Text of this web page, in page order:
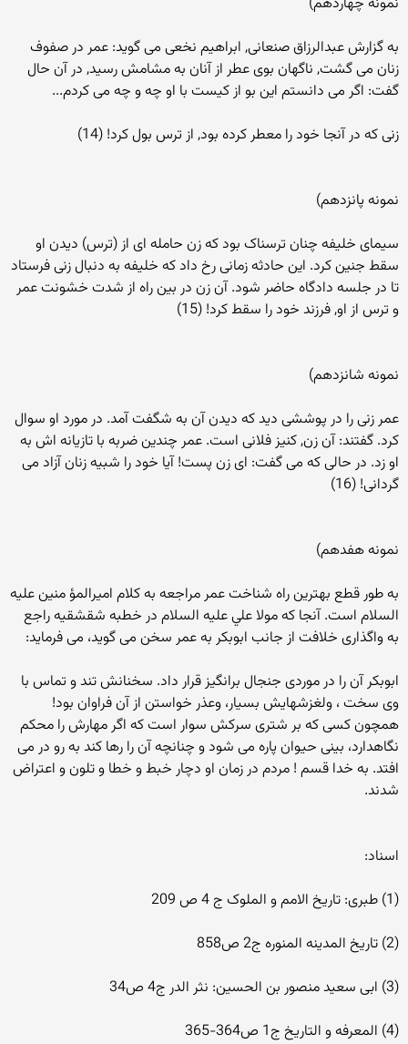
به گزارش عبدالرزاق صنعانی, ابراهیم نخعی می گوید: عمر در صفوف
زنان می گشت, ناگهان بوی عطر از آنان به مشامش رسید, در آن حال
گفت: اگر می دانستم این بو از کیست با او چه و چه می کردم...
زنی که در آنجا خود را معطر کرده بود, از ترس بول کرد! (14)
نمونه پانزدهم)
سیمای خلیفه چنان ترسناک بود که زن حامله ای از (ترس) دیدن او
سقط جنین کرد. این حادثه زمانی رخ داد که خلیفه به دنبال زنی فرستاد
تا در جلسه دادگاه حاضر شود. آن زن در بین راه از شدت خشونت عمر
و ترس از او, فرزند خود را سقط کرد! (15)
نمونه شانزدهم)
عمر زنی را در پوششی دید که دیدن آن به شگفت آمد. در مورد او سوال
کرد. گفتند: آن زن, کنیز فلانی است. عمر چندین ضربه با تازیانه اش به
او زد. در حالی که می گفت: ای زن پست! آیا خود را شبیه زنان آزاد می
گردانی! (16)
نمونه هفدهم)
به طور قطع بهترین راه شناخت عمر مراجعه به کلام اميرالمؤ منين عليه
السلام است. آنجا كه مولا علي عليه السلام در خطبه شقشقيه راجع
به واگذارى خلافت از جانب ابوبكر به عمر سخن مى گويد، مى فرمايد:
ابوبكر آن را در موردى جنجال برانگيز قرار داد. سخنانش تند و تماس با
وى سخت ، ولغزشهايش بسيار، وعذر خواستن از آن فراوان بود!
همچون كسى كه بر شترى سركش سوار است كه اگر مهارش را محكم
نگاهدارد، بينى حيوان پاره مى شود و چنانچه آن را رها كند به رو در مى
افتد. به خدا قسم ! مردم در زمان او دچار خبط و خطا و تلون و اعتراض
شدند.
اسناد:
(1) طبری: تاریخ الامم و الملوک ج 4 ص 209
(2) تاریخ المدینه المنوره ج2 ص858
(3) ابی سعید منصور بن الحسین: نثر الدر ج4 ص34
(4) المعرفه و التاریخ ج1 ص364-365